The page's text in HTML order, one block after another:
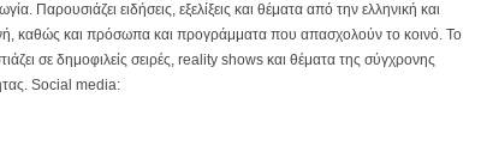
Παρουσιάζει ειδήσεις, εξελίξεις και θέματα από την ελληνική και
καθώς και πρόσωπα και προγράμματα που απασχολούν το κοινό. Το
σε δημοφιλείς σειρές, reality shows και θέματα της σύγχρονης
Social media: